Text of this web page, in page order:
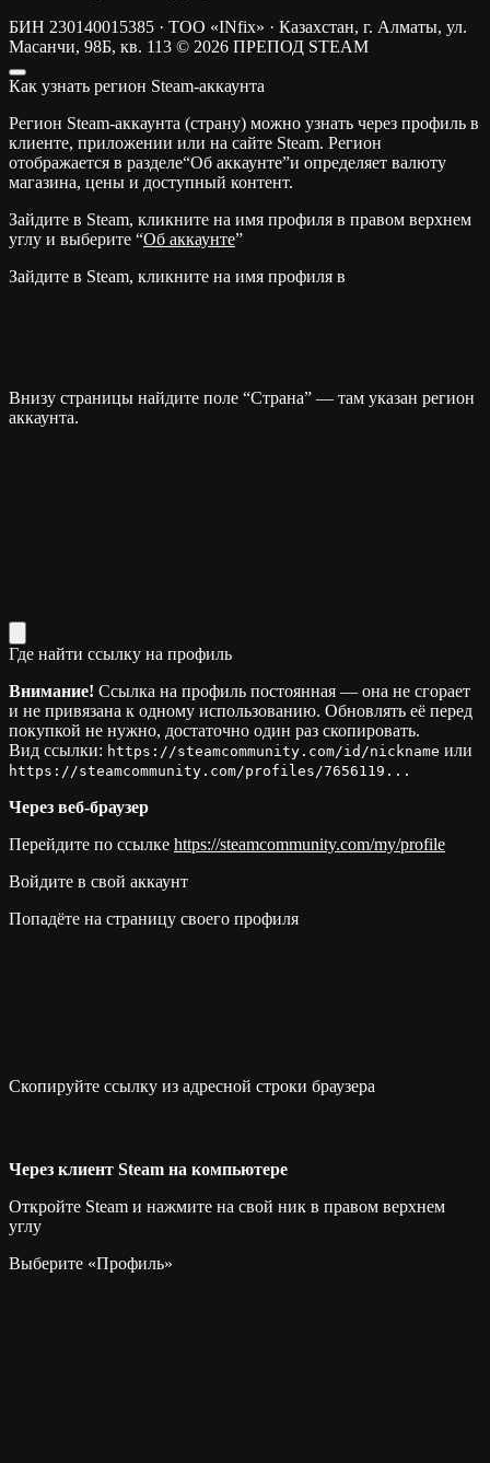
БИН 230140015385 · ТОО «INfix» · Казахстан, г. Алматы, ул.
Масанчи, 98Б, кв. 113 © 2026 ПРЕПОД STEAM
Как узнать регион Steam-аккаунта
Регион Steam-аккаунта (страну) можно узнать через профиль в
клиенте, приложении или на сайте Steam. Регион
отображается в разделе“Об аккаунте”и определяет валюту
магазина, цены и доступный контент.
Зайдите в Steam, кликните на имя профиля в правом верхнем
углу и выберите “Об аккаунте”
Зайдите в Steam, кликните на имя профиля в
Внизу страницы найдите поле “Страна” — там указан регион
аккаунта.
Где найти ссылку на профиль
Внимание! Ссылка на профиль постоянная — она не сгорает
и не привязана к одному использованию. Обновлять её перед
покупкой не нужно, достаточно один раз скопировать.
Вид ссылки: https://steamcommunity.com/id/nickname или
https://steamcommunity.com/profiles/7656119...
Через веб-браузер
Перейдите по ссылке https://steamcommunity.com/my/profile
Войдите в свой аккаунт
Попадёте на страницу своего профиля
Скопируйте ссылку из адресной строки браузера
Через клиент Steam на компьютере
Откройте Steam и нажмите на свой ник в правом верхнем
углу
Выберите «Профиль»